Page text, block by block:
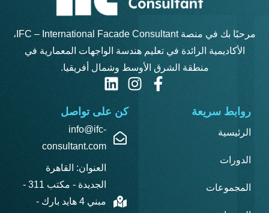
مرحبًا بك في منصة IFC – International Facade Consultant،
الأكاديمية الرائدة في تعليم هندسة الواجهات المعمارية في
منطقة الشرق الأوسط وشمال أفريقيا.
كن على تواصل
info@ifc-
consultant.com
العنوان: القاهرة
الجديدة - مكتب 311 -
مبني 4 هايد بارك -
روابط سريعة
الرئيسية
الدورات
المجموعات